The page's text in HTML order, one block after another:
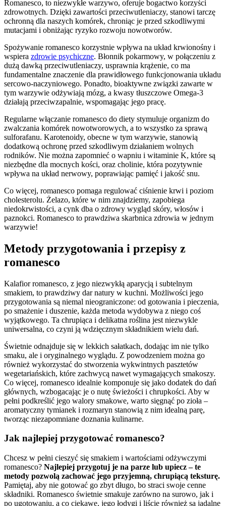
Romanesco, to niezwykłe warzywo, oferuje bogactwo korzyści
zdrowotnych. Dzięki zawartości przeciwutleniaczy, stanowi tarczę
ochronną dla naszych komórek, chroniąc je przed szkodliwymi
mutacjami i obniżając ryzyko rozwoju nowotworów.
Spożywanie romanesco korzystnie wpływa na układ krwionośny i
wspiera zdrowie psychiczne. Błonnik pokarmowy, w połączeniu z
dużą dawką przeciwutleniaczy, usprawnia krążenie, co ma
fundamentalne znaczenie dla prawidłowego funkcjonowania układu
sercowo-naczyniowego. Ponadto, bioaktywne związki zawarte w
tym warzywie odżywiają mózg, a kwasy tłuszczowe Omega-3
działają przeciwzapalnie, wspomagając jego pracę.
Regularne włączanie romanesco do diety stymuluje organizm do
zwalczania komórek nowotworowych, a to wszystko za sprawą
sulforafanu. Karotenoidy, obecne w tym warzywie, stanowią
dodatkową ochronę przed szkodliwym działaniem wolnych
rodników. Nie można zapomnieć o wapniu i witaminie K, które są
niezbędne dla mocnych kości, oraz cholinie, która pozytywnie
wpływa na układ nerwowy, poprawiając pamięć i jakość snu.
Co więcej, romanesco pomaga regulować ciśnienie krwi i poziom
cholesterolu. Żelazo, które w nim znajdziemy, zapobiega
niedokrwistości, a cynk dba o zdrowy wygląd skóry, włosów i
paznokci. Romanesco to prawdziwa skarbnica zdrowia w jednym
warzywie!
Metody przygotowania i przepisy z
romanesco
Kalafior romanesco, z jego niezwykłą aparycją i subtelnym
smakiem, to prawdziwy dar natury w kuchni. Możliwości jego
przygotowania są niemal nieograniczone: od gotowania i pieczenia,
po smażenie i duszenie, każda metoda wydobywa z niego coś
wyjątkowego. Ta chrupiąca i delikatna roślina jest niezwykle
uniwersalna, co czyni ją wdzięcznym składnikiem wielu dań.
Świetnie odnajduje się w lekkich sałatkach, dodając im nie tylko
smaku, ale i oryginalnego wyglądu. Z powodzeniem można go
również wykorzystać do stworzenia wykwintnych pasztetów
wegetariańskich, które zachwycą nawet wymagających smakoszy.
Co więcej, romanesco idealnie komponuje się jako dodatek do dań
głównych, wzbogacając je o nutę świeżości i chrupkości. Aby w
pełni podkreślić jego walory smakowe, warto sięgnąć po zioła –
aromatyczny tymianek i rozmaryn stanowią z nim idealną parę,
tworząc niezapomniane doznania kulinarne.
Jak najlepiej przygotować romanesco?
Chcesz w pełni cieszyć się smakiem i wartościami odżywczymi
romanesco? Najlepiej przygotuj je na parze lub upiecz – te
metody pozwolą zachować jego przyjemną, chrupiącą teksturę.
Pamiętaj, aby nie gotować go zbyt długo, bo straci swoje cenne
składniki. Romanesco świetnie smakuje zarówno na surowo, jak i
po ugotowaniu, a co ciekawe, jego łodygi i liście również są jadalne